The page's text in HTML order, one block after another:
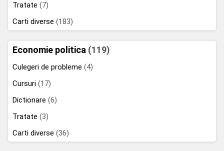
Tratate (7)
Carti diverse (183)
Economie politica (119)
Culegeri de probleme (4)
Cursuri (17)
Dictionare (6)
Tratate (3)
Carti diverse (36)